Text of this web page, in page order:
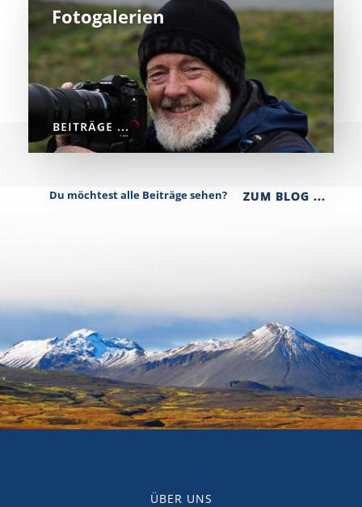
Fotogalerien
BEITRÄGE ...
Du möchtest alle Beiträge sehen? ZUM BLOG ...
ÜBER UNS